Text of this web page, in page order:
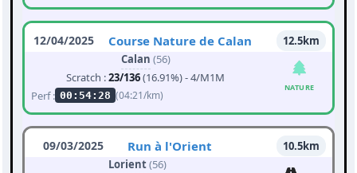
12/04/2025 Course Nature de Calan
12.5km
Calan (56)
Scratch :23/136(16.91%) - 4/M1M
Perf : 00:54:28 (04:21/km)
NATURE
09/03/2025 Run à l'Orient
10.5km
Lorient(56)